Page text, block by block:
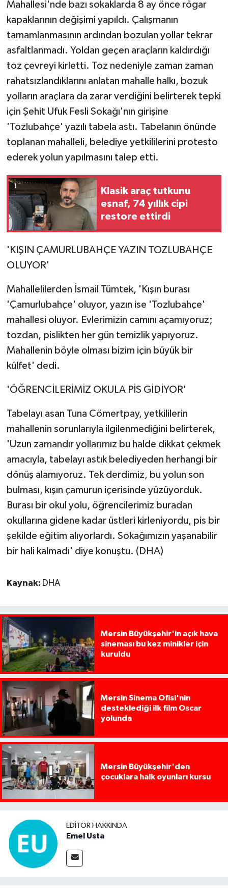
Mahallesi'nde bazı sokaklarda 8 ay önce rögar
kapaklarının değişimi yapıldı. Çalışmanın
tamamlanmasının ardından bozulan yollar tekrar
asfaltlanmadı. Yoldan geçen araçların kaldırdığı
toz çevreyi kirletti. Toz nedeniyle zaman zaman
rahatsızlandıklarını anlatan mahalle halkı, bozuk
yolların araçlara da zarar verdiğini belirterek tepki
için Şehit Ufuk Fesli Sokağı'nın girişine
'Tozlubahçe' yazılı tabela astı. Tabelanın önünde
toplanan mahalleli, belediye yetkililerini protesto
ederek yolun yapılmasını talep etti.
Klasik araç tutkunu
esnaf, 74 yıllık cipi
restore ettirdi
'KIŞIN ÇAMURLUBAHÇE YAZIN TOZLUBAHÇE
OLUYOR'
Mahallelilerden İsmail Tümtek, 'Kışın burası
'Çamurlubahçe' oluyor, yazın ise 'Tozlubahçe'
mahallesi oluyor. Evlerimizin camını açamıyoruz;
tozdan, pislikten her gün temizlik yapıyoruz.
Mahallenin böyle olması bizim için büyük bir
külfet' dedi.
'ÖĞRENCİLERİMİZ OKULA PİS GİDİYOR'
Tabelayı asan Tuna Cömertpay, yetkililerin
mahallenin sorunlarıyla ilgilenmediğini belirterek,
'Uzun zamandır yollarımız bu halde dikkat çekmek
amacıyla, tabelayı astık belediyeden herhangi bir
dönüş alamıyoruz. Tek derdimiz, bu yolun son
bulması, kışın çamurun içerisinde yüzüyorduk.
Burası bir okul yolu, öğrencilerimiz buradan
okullarına gidene kadar üstleri kirleniyordu, pis bir
şekilde eğitim alıyorlardı. Sokağımızın yaşanabilir
bir hali kalmadı' diye konuştu. (DHA)
Kaynak: DHA
Mersin Büyükşehir'in açık hava
sineması bu kez minikler için
kuruldu
Mersin Sinema Ofisi'nin
desteklediği ilk film Oscar
yolunda
Mersin Büyükşehir'den
çocuklara halk oyunları kursu
EDITÖR HAKKINDA
Emel Usta